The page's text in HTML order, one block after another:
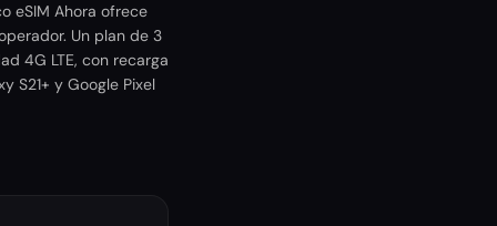
eSIM Ahora ofrece
Un plan de 3
4G LTE, con recarga
S21+ y Google Pixel